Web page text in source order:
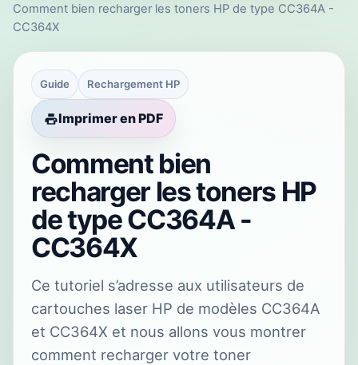
Comment bien recharger les toners HP de type CC364A -
CC364X
Guide Rechargement HP
Imprimer en PDF
Comment bien
recharger les toners HP
de type CC364A -
CC364X
Ce tutoriel s’adresse aux utilisateurs de
cartouches laser HP de modèles CC364A
et CC364X et nous allons vous montrer
comment recharger votre toner